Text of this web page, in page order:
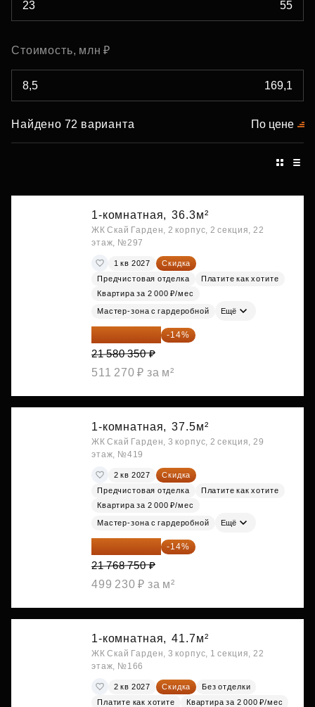
Стоимость, млн ₽
Найдено 72 варианта По цене
1-комнатная, 36.3м²
ЖК Скай Гарден, 2 корпус, 2 секция, 22
этаж, №297
1 кв 2027
Скидка
Предчистовая отделка
Платите как хотите
Квартира за 2 000 ₽/мес
Мастер-зона с гардеробной Ещё
18 559 101 ₽ -14%
21 580 350 ₽
511 270 ₽ за м²
1-комнатная, 37.5м²
ЖК Скай Гарден, 3 корпус, 2 секция, 29
этаж, №419
2 кв 2027
Скидка
Предчистовая отделка
Платите как хотите
Квартира за 2 000 ₽/мес
Мастер-зона с гардеробной Ещё
18 721 125 ₽ -14%
21 768 750 ₽
499 230 ₽ за м²
1-комнатная, 41.7м²
ЖК Скай Гарден, 3 корпус, 1 секция, 22
этаж, №166
2 кв 2027 Скидка
Без отделки
Платите как хотите
Квартира за 2 000 ₽/мес